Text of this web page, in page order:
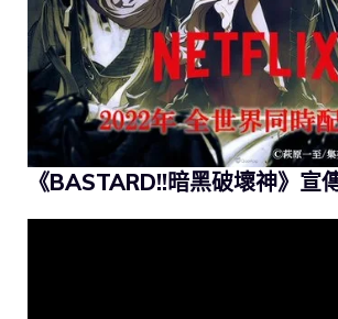
《BASTARD!!暗黑破壞神》宣